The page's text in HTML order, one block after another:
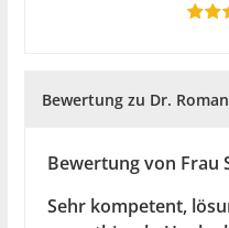
Bewertung zu Dr.
Bewertung von Frau
Sehr kompetent,